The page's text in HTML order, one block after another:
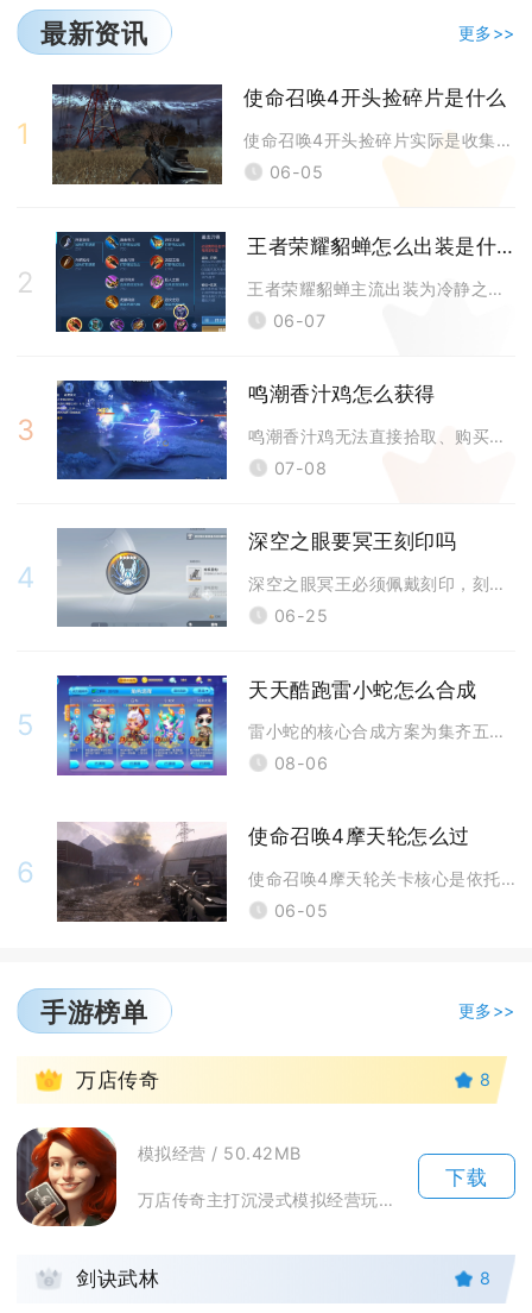
最新资讯 更多>>
1
使命召唤4开头捡碎片是什么
使命召唤4开头捡碎片实际是收集敌方情报笔记本，是序章关卡的核心收集品，
06-05
2
王者荣耀貂蝉怎么出装是什么
王者荣耀貂蝉主流出装为冷静之靴、噬神之书、极寒风暴、时之预言、破茧之衣
06-07
3
鸣潮香汁鸡怎么获得
鸣潮香汁鸡无法直接拾取、购买获取，完整获取流程分为解锁食谱、收集对应食
07-08
4
深空之眼要冥王刻印吗
深空之眼冥王必须佩戴刻印，刻印是支撑冥府审判变身循环、稳定印记流转、拉
06-25
5
天天酷跑雷小蛇怎么合成
雷小蛇的核心合成方案为集齐五只任意月亮级宠物，消耗188钻石开启太阳宠
08-06
6
使命召唤4摩天轮怎么过
使命召唤4摩天轮关卡核心是依托地形与道具布置，坚守至救援直升机抵达，全
06-05
手游榜单 更多>>
1 万店传奇 8
模拟经营 / 50.42MB
万店传奇主打沉浸式模拟经营玩法，玩家开启从零创业的开店旅程，从一间小型快餐店起步，逐步解锁...
下载
2 剑诀武林 8